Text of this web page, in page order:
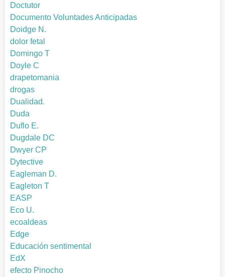
Doctutor
Documento Voluntades Anticipadas
Doidge N.
dolor fetal
Domingo T
Doyle C
drapetomania
drogas
Dualidad.
Duda
Duflo E.
Dugdale DC
Dwyer CP
Dytective
Eagleman D.
Eagleton T
EASP
Eco U.
ecoaldeas
Edge
Educación sentimental
EdX
efecto Pinocho